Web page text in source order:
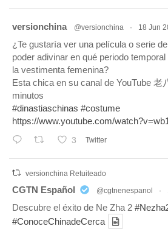
versionchina @versionchina · 18 Jun
¿Te gustaría ver una película o serie
poder adivinar en qué periodo
la vestimenta femenina?
Esta chica en su canal de YouTube 老
minutos
#dinastiaschinas #costume
https://www.youtube.com/
3 Twitter
versionchina Retuiteado
CGTN Español @cgtnenespanol ·
Descubre el éxito de Ne Zha 2
#ConoceChinadeCerca